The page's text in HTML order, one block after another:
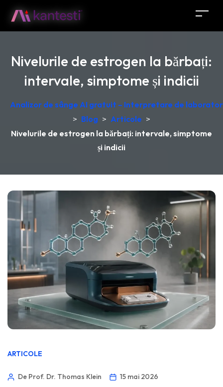
Nivelurile de estrogen la bărbați:
intervale, simptome și indicii
Analizor de sânge AI gratuit – Interpretare de
> Blog > Articole >
Nivelurile de estrogen la bărbați: intervale, simptome
și indicii
ARTICOLE
De Prof. Dr. Thomas Klein
15 mai 2026